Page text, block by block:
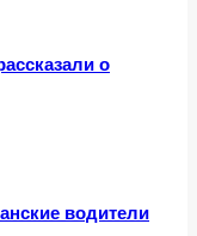
о
водители